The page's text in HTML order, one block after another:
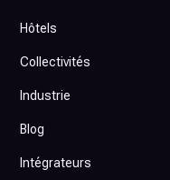
Hôtels
Collectivités
Industrie
Blog
Intégrateurs